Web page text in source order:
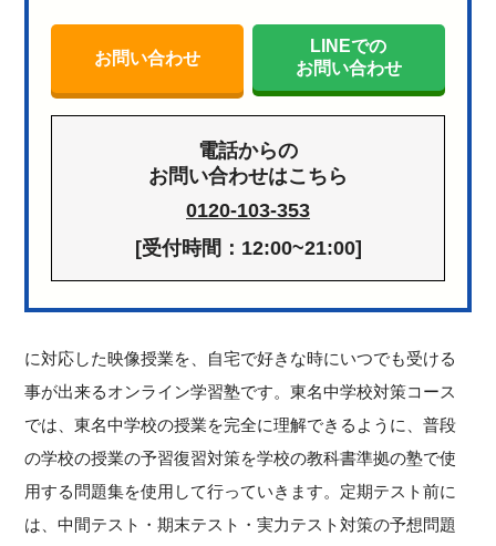
お問い合わせ
LINEでの
お問い合わせ
電話からの
お問い合わせはこちら
0120-103-353
[受付時間：12:00~21:00]
に対応した映像授業を、自宅で好きな時にいつでも受ける
事が出来るオンライン学習塾です。東名中学校対策コース
では、東名中学校の授業を完全に理解できるように、普段
の学校の授業の予習復習対策を学校の教科書準拠の塾で使
用する問題集を使用して行っていきます。定期テスト前に
は、中間テスト・期末テスト・実力テスト対策の予想問題